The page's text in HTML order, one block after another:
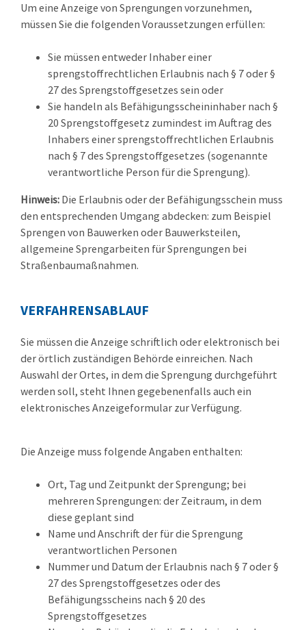
Um eine Anzeige von Sprengungen vorzunehmen,
müssen Sie die folgenden Voraussetzungen erfüllen:
Sie müssen entweder Inhaber einer
sprengstoffrechtlichen Erlaubnis nach § 7 oder §
27 des Sprengstoffgesetzes sein oder
Sie handeln als Befähigungsscheininhaber nach §
20 Sprengstoffgesetz zumindest im Auftrag des
Inhabers einer sprengstoffrechtlichen Erlaubnis
nach § 7 des Sprengstoffgesetzes (sogenannte
verantwortliche Person für die Sprengung).
Hinweis: Die Erlaubnis oder der Befähigungsschein muss
den entsprechenden Umgang abdecken: zum Beispiel
Sprengen von Bauwerken oder Bauwerksteilen,
allgemeine Sprengarbeiten für Sprengungen bei
Straßenbaumaßnahmen.
VERFAHRENSABLAUF
Sie müssen die Anzeige schriftlich oder elektronisch bei
der örtlich zuständigen Behörde einreichen. Nach
Auswahl der Ortes, in dem die Sprengung durchgeführt
werden soll, steht Ihnen gegebenenfalls auch ein
elektronisches Anzeigeformular zur Verfügung.
Die Anzeige muss folgende Angaben enthalten:
Ort, Tag und Zeitpunkt der Sprengung; bei
mehreren Sprengungen: der Zeitraum, in dem
diese geplant sind
Name und Anschrift der für die Sprengung
verantwortlichen Personen
Nummer und Datum der Erlaubnis nach § 7 oder §
27 des Sprengstoffgesetzes oder des
Befähigungsscheins nach § 20 des
Sprengstoffgesetzes